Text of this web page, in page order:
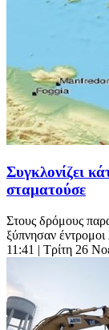
Συγκλονίζει
σταματούσε
Στους δρόμους
ξύπνησαν έντρομοι
11:41 | Τρίτη 26